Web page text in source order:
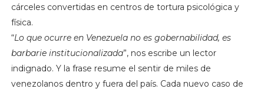
cárceles convertidas en centros de tortura psicológica y
física.
“Lo que ocurre en Venezuela no es gobernabilidad, es
barbarie institucionalizada”, nos escribe un lector
indignado. Y la frase resume el sentir de miles de
venezolanos dentro y fuera del país. Cada nuevo caso de